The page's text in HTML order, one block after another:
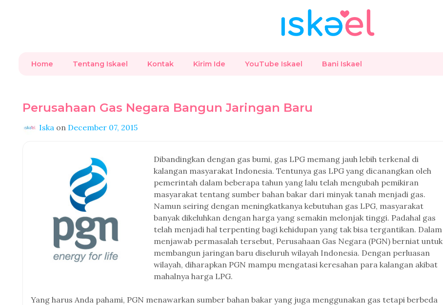
Home Tentang Iskael Kontak Kirim Ide YouTube Iskael Bani Iskael
Perusahaan Gas Negara Bangun Jaringan Baru
Iska on December 07, 2015
Dibandingkan dengan gas bumi, gas LPG memang jauh lebih terkenal di
kalangan masyarakat Indonesia. Tentunya gas LPG yang dicanangkan oleh
pemerintah dalam beberapa tahun yang lalu telah mengubah pemikiran
masyarakat tentang sumber bahan bakar dari minyak tanah menjadi gas.
Namun seiring dengan meningkatkanya kebutuhan gas LPG, masyarakat
banyak dikeluhkan dengan harga yang semakin melonjak tinggi. Padahal gas
telah menjadi hal terpenting bagi kehidupan yang tak bisa tergantikan. Dalam
menjawab permasalah tersebut, Perusahaan Gas Negara (PGN) berniat untuk
membangun jaringan baru diseluruh wilayah Indonesia. Dengan perluasan
wilayah, diharapkan PGN mampu mengatasi keresahan para kalangan akibat
mahalnya harga LPG.
Yang harus Anda pahami, PGN menawarkan sumber bahan bakar yang juga menggunakan gas tetapi berbeda